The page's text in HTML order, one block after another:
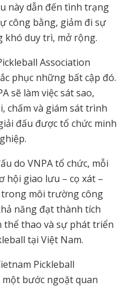
này dẫn đến tình trạng
công bằng, giảm đi sự
khó duy trì, mở rộng.
Association
phục những bất cập đó.
sẽ làm việc sát sao,
chấm và giám sát trình
đấu được tổ chức minh
do VNPA tổ chức, mỗi
hội giao lưu – cọ xát –
trong môi trường công
năng đạt thành tích
thao và sự phát triển
tại Việt Nam.
Pickleball
một bước ngoặt quan